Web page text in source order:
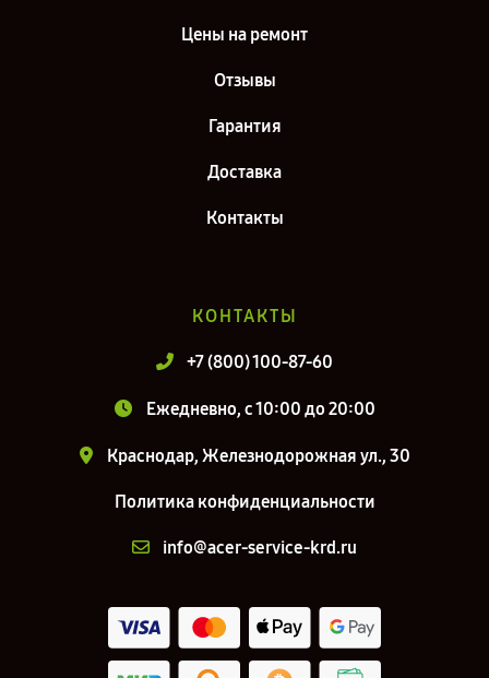
Цены на ремонт
Отзывы
Гарантия
Доставка
Контакты
КОНТАКТЫ
+7 (800) 100-87-60
Ежедневно, с 10:00 до 20:00
Краснодар, Железнодорожная ул., 30
Политика конфиденциальности
info@acer-service-krd.ru